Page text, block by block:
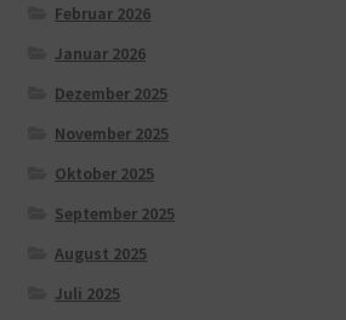
Februar 2026
Januar 2026
Dezember 2025
November 2025
Oktober 2025
September 2025
August 2025
Juli 2025